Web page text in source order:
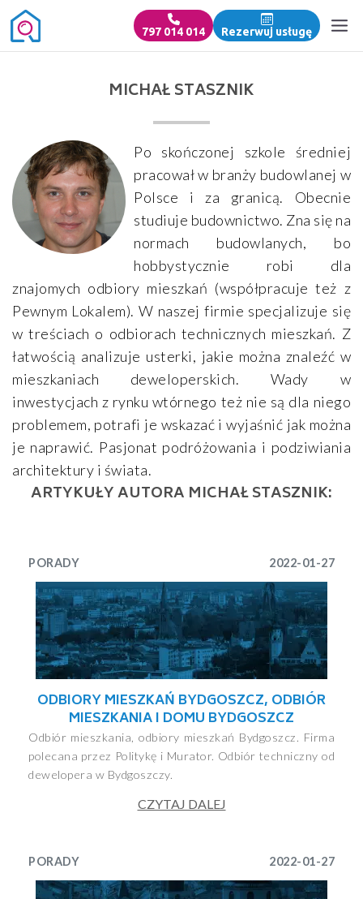
797 014 014 Rezerwuj usługę
MICHAŁ STASZNIK
Po skończonej szkole średniej
pracował w branży budowlanej w
Polsce i za granicą. Obecnie
studiuje budownictwo. Zna się na
normach budowlanych, bo
hobbystycznie robi dla
znajomych odbiory mieszkań (współpracuje też z
Pewnym Lokalem). W naszej firmie specjalizuje się
w treściach o odbiorach technicznych mieszkań. Z
łatwością analizuje usterki, jakie można znaleźć w
mieszkaniach deweloperskich. Wady w
inwestycjach z rynku wtórnego też nie są dla niego
problemem, potrafi je wskazać i wyjaśnić jak można
je naprawić. Pasjonat podróżowania i podziwiania
architektury i świata.
ARTYKUŁY AUTORA MICHAŁ STASZNIK:
PORADY 2022-01-27
ODBIORY MIESZKAŃ BYDGOSZCZ, ODBIÓR
MIESZKANIA I DOMU BYDGOSZCZ
Odbiór mieszkania, odbiory mieszkań Bydgoszcz. Firma
polecana przez Politykę i Murator. Odbiór techniczny od
dewelopera w Bydgoszczy.
CZYTAJ DALEJ
PORADY 2022-01-27